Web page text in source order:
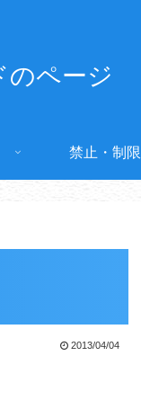
のページ
禁止・制限
2013/04/04